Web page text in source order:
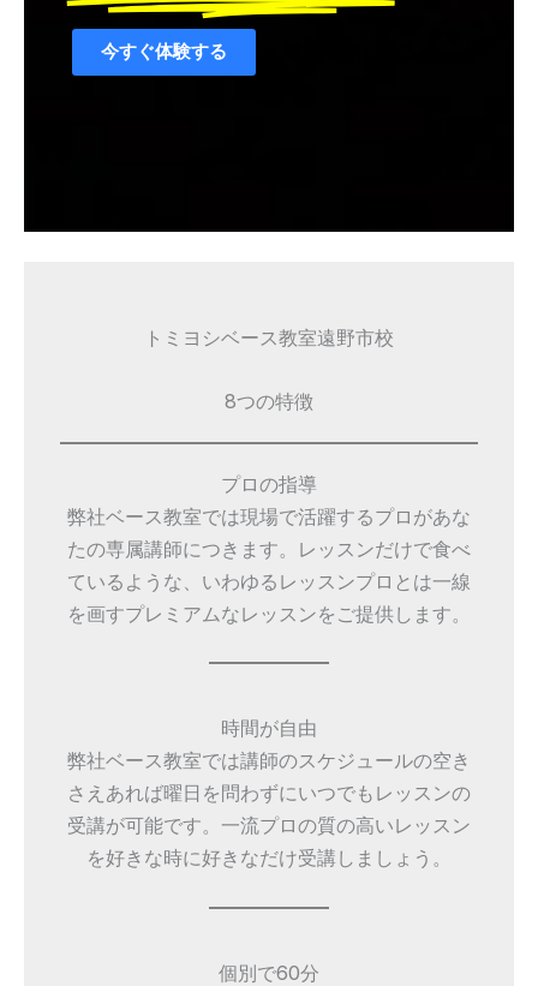
今すぐ体験する
トミヨシベース教室遠野市校
8つの特徴
プロの指導
弊社ベース教室では現場で活躍するプロがあな
たの専属講師につきます。レッスンだけで食べ
ているような、いわゆるレッスンプロとは一線
を画すプレミアムなレッスンをご提供します。
時間が自由
弊社ベース教室では講師のスケジュールの空き
さえあれば曜日を問わずにいつでもレッスンの
受講が可能です。一流プロの質の高いレッスン
を好きな時に好きなだけ受講しましょう。
個別で60分